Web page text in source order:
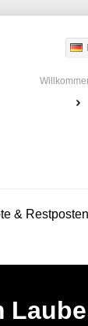
& Restposten
Laube